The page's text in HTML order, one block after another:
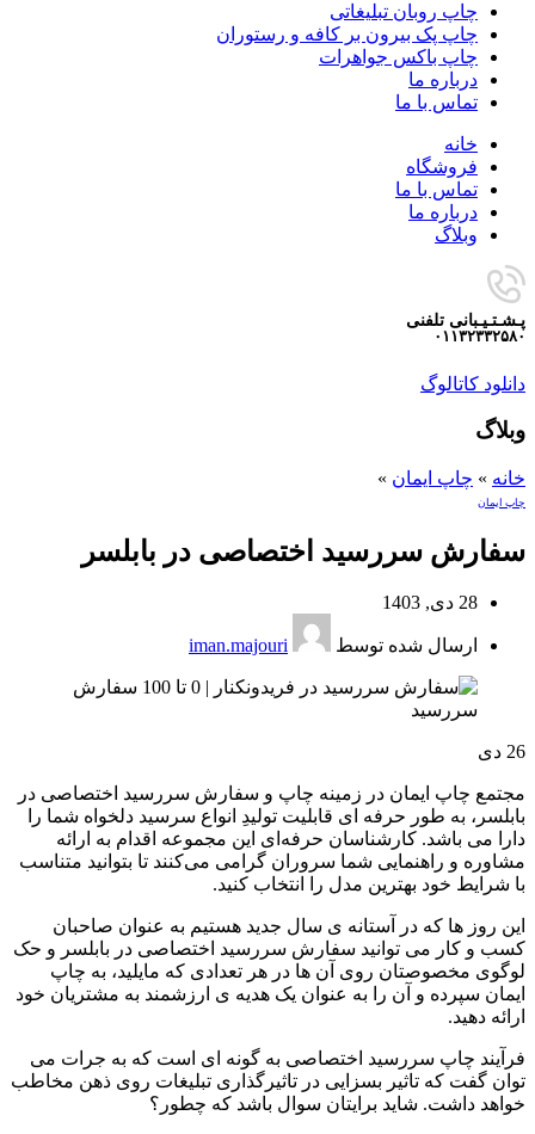
چاپ روبان تبلیغاتی
چاپ پک بیرون بر کافه و رستوران
چاپ باکس جواهرات
درباره ما
تماس با ما
خانه
فروشگاه
تماس با ما
درباره ما
وبلاگ
پـشـتـیـبانی تلفنی
۰۱۱۳۲۳۳۲۵۸۰
دانلود کاتالوگ
وبلاگ
خانه » چاپ ایمان »
چاپ ایمان
سفارش سررسید اختصاصی در بابلسر
28 دی, 1403
ارسال شده توسط iman.majouri
26 دی
مجتمع چاپ ایمان در زمینه چاپ و سفارش سررسید اختصاصی در
بابلسر، به طور حرفه ای قابلیت تولیدِ انواع سرسید دلخواه شما را
دارا می باشد. کارشناسان حرفه‌ای این مجموعه اقدام به ارائه
مشاوره و راهنمایی شما سروران گرامی می‌کنند تا بتوانید متناسب
با شرایط خود بهترین مدل را انتخاب کنید.
این روز ها که در آستانه ی سال جدید هستیم به عنوان صاحبان
کسب و کار می توانید سفارش سررسید اختصاصی در بابلسر و حک
لوگوی مخصوصتان روی آن ها در هر تعدادی که مایلید، به چاپ
ایمان سپرده و آن را به عنوان یک هدیه ی ارزشمند به مشتریان خود
ارائه دهید.
فرآیند چاپ سررسید اختصاصی به گونه ای است که به جرات می
توان گفت که تاثیر بسزایی در تاثیرگذاری تبلیغات روی ذهن مخاطب
خواهد داشت. شاید برایتان سوال باشد که چطور؟